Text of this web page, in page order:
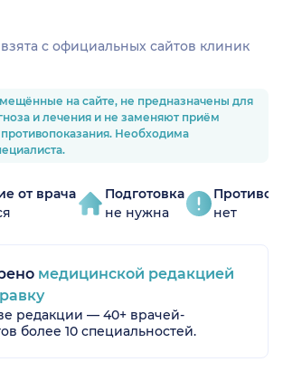
c официальных сайтов клиник
на сайте, не предназначены для
и лечения и не заменяют приём
Необходима
от врача
Подготовка
не нужна
нет
медицинской редакцией
редакции — 40+ врачей-
более 10 специальностей.